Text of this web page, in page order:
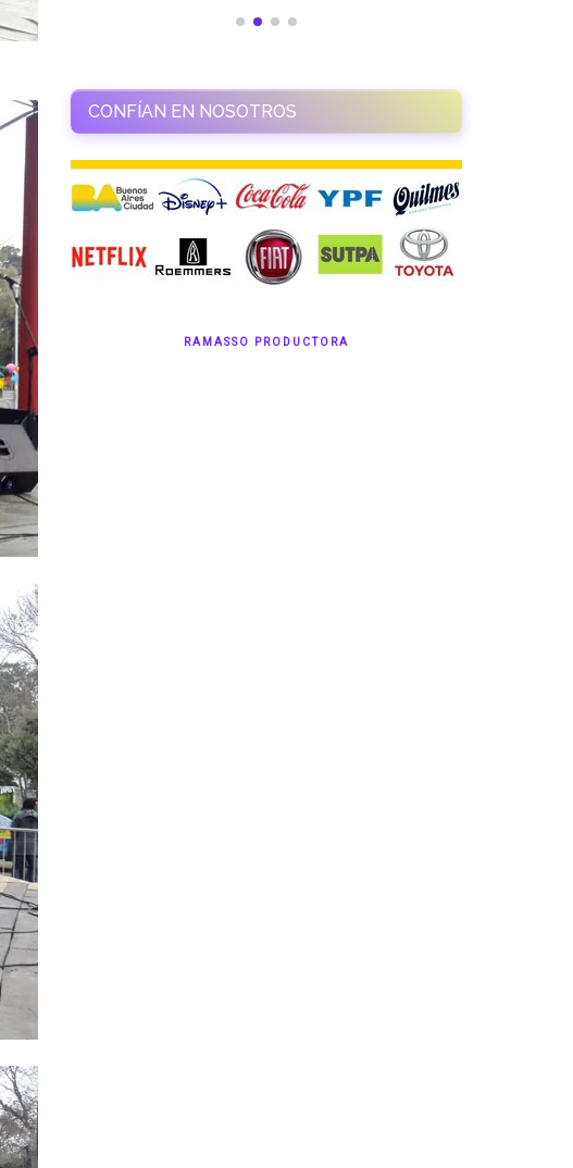
CONFÍAN EN NOSOTROS
RAMASSO PRODUCTORA